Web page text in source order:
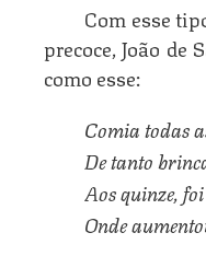
Com esse
precoce, João
como esse:
Comia todas
De tanto
Aos quinze,
Onde